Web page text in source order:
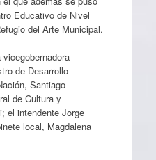
Educativo de Nivel
del Arte Municipal.
de Desarrollo
Santiago
de Cultura y
el intendente Jorge
local, Magdalena